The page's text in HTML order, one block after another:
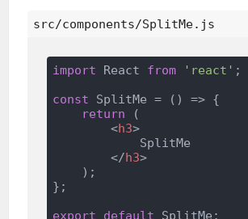
src/components/SplitMe.js
import React from 'react' ;
const SplitMe = () => {
return (
<h3>
            SplitMe
</h3>
    );
};
export
default